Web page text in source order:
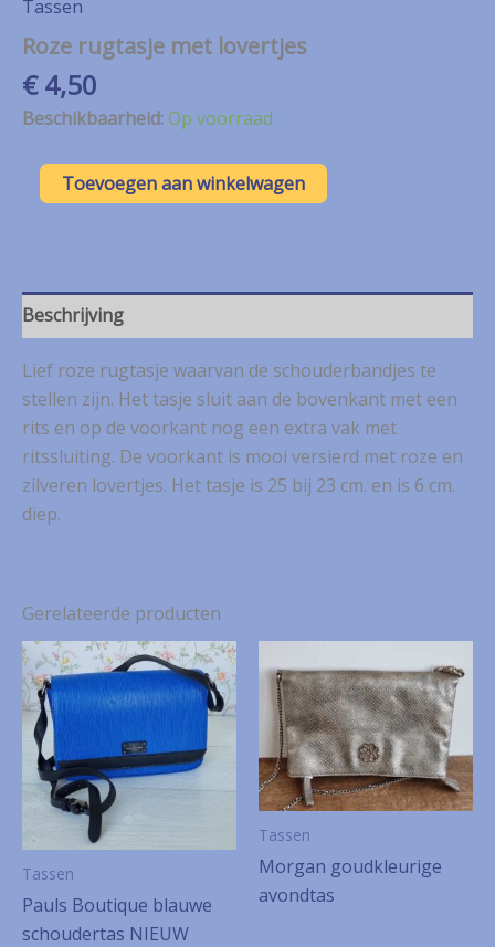
Tassen
Roze rugtasje met lovertjes
€4,50
Beschikbaarheid:Op voorraad
Roze
rugtasjeToevoegen aan winkelwagen
Beschrijving
Lief roze rugtasje waarvan de schouderbandjes te
stellen zijn. Het tasje sluit aan de bovenkant met een
rits en op de voorkant nog een extra vak met
ritssluiting. De voorkant is mooi versierd met roze en
zilveren lovertjes. Het tasje is 25 bij 23 cm. en is 6 cm.
diep.
Gerelateerde producten
Tassen
Pauls Boutique blauwe
schoudertas NIEUW
Tassen
Morgan goudkleurige
avondtas